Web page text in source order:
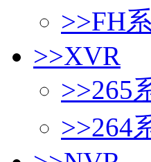
>>FH
>>XVR
>>265
>>264